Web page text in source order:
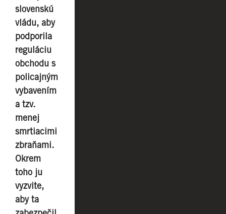
slovenskú
vládu, aby
podporila
reguláciu
obchodu s
policajným
vybavením
a tzv.
menej
smrtiacimi
zbraňami.
Okrem
toho ju
vyzvite,
aby ta